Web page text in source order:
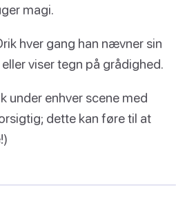
magi.
hver gang han nævner sin
viser tegn på grådighed.
under enhver scene med
dette kan føre til at